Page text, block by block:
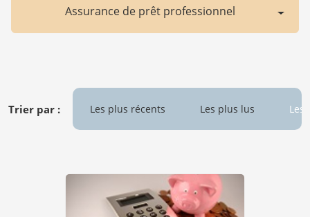
Assurance de prêt professionnel
Trier par : Les plus récents Les plus lus Les